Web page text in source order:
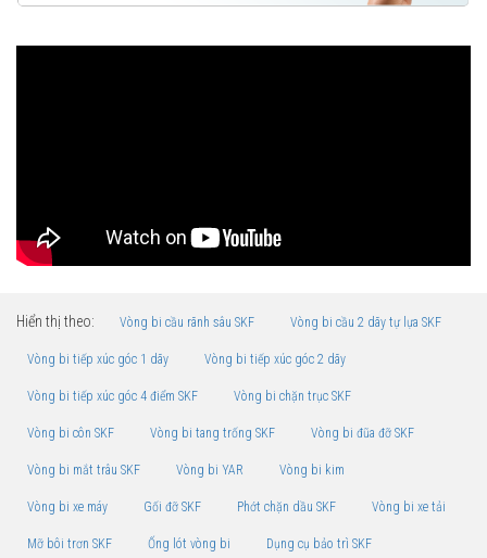
Hiển thị theo: Vòng bi cầu rãnh sâu SKF Vòng bi cầu 2 dãy tự lựa SKF
Vòng bi tiếp xúc góc 1 dãy Vòng bi tiếp xúc góc 2 dãy
Vòng bi tiếp xúc góc 4 điểm SKF Vòng bi chặn trục SKF
Vòng bi côn SKF Vòng bi tang trống SKF Vòng bi đũa đỡ SKF
Vòng bi mắt trâu SKF Vòng bi YAR Vòng bi kim
Vòng bi xe máy Gối đỡ SKF Phớt chặn dầu SKF Vòng bi xe tải
Mỡ bôi trơn SKF Ống lót vòng bi Dụng cụ bảo trì SKF